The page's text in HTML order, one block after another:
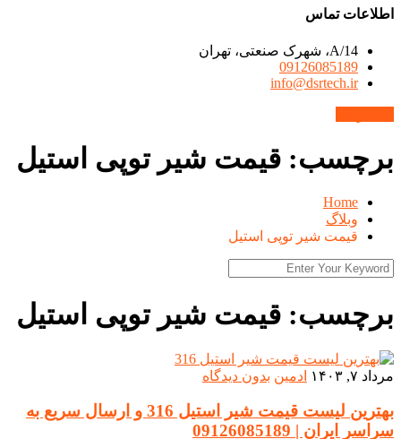
اطلاعات تماس
14/A، شهرک صنعتی، تهران
09126085189
info@dsrtech.ir
برچسب: قیمت شیر توپی استیل
Home
وبلاگ
قیمت شیر توپی استیل
برچسب: قیمت شیر توپی استیل
مرداد ۷, ۱۴۰۳ ادمین بدون دیدگاه
بهترین لیست قیمت شیر استیل 316 و ارسال سریع به
سراسر ایران | 09126085189